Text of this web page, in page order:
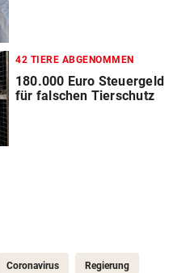
42 TIERE ABGENOMMEN
180.000 Euro Steuergeld
für falschen Tierschutz
Coronavirus Regierung